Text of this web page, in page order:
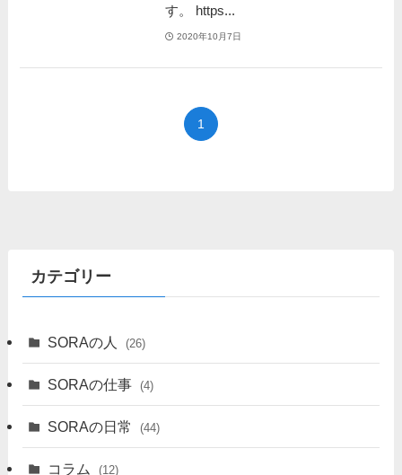
す。 https...
2020年10月7日
1
カテゴリー
SORAの人 (26)
SORAの仕事 (4)
SORAの日常 (44)
コラム (12)